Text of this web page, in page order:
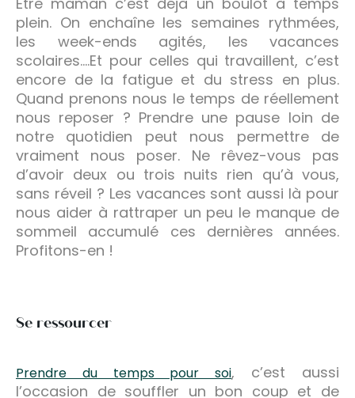
plein. On enchaîne les semaines rythmées,
les week-ends agités, les vacances
scolaires….Et pour celles qui travaillent, c’est
encore de la fatigue et du stress en plus.
Quand prenons nous le temps de réellement
nous reposer ? Prendre une pause loin de
notre quotidien peut nous permettre de
vraiment nous poser. Ne rêvez-vous pas
d’avoir deux ou trois nuits rien qu’à vous,
sans réveil ? Les vacances sont aussi là pour
nous aider à rattraper un peu le manque de
sommeil accumulé ces dernières années.
Profitons-en !
Se ressourcer
Prendre du temps pour soi, c’est aussi
l’occasion de souffler un bon coup et de